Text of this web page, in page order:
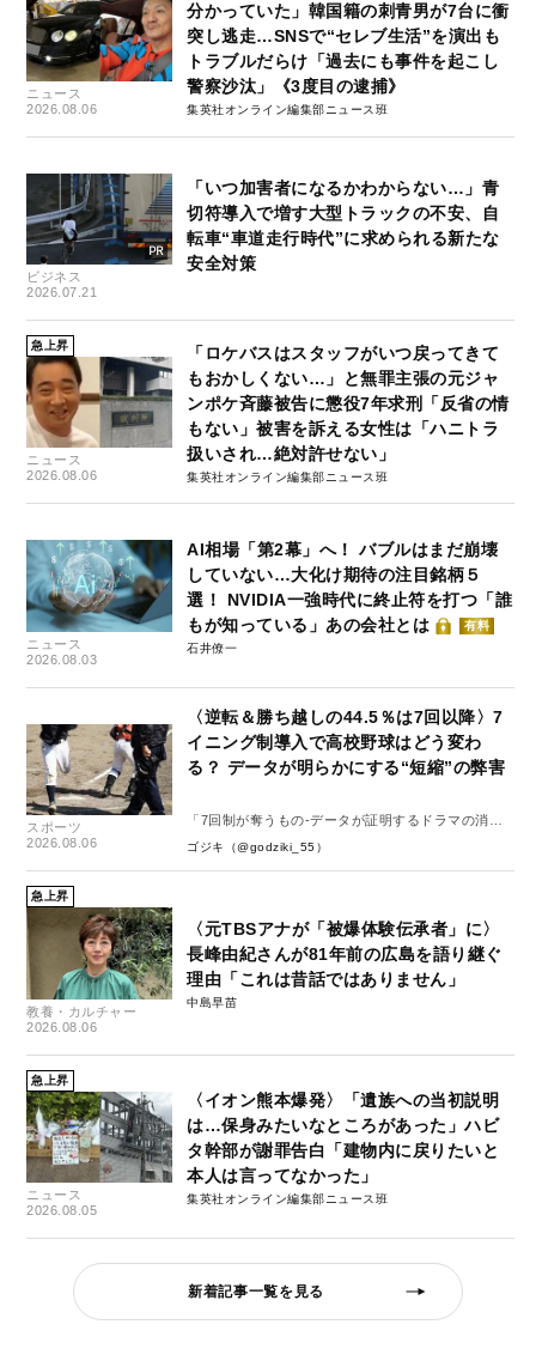
ニュース
2026.08.06
分かっていた」韓国籍の刺青男が7台に衝
突し逃走…SNSで“セレブ生活”を演出も
トラブルだらけ「過去にも事件を起こし
警察沙汰」《3度目の逮捕》
集英社オンライン編集部ニュース班
ビジネス
2026.07.21
「いつ加害者になるかわからない…」青
切符導入で増す大型トラックの不安、自
転車“車道走行時代”に求められる新たな
安全対策
急上昇
ニュース
2026.08.06
「ロケバスはスタッフがいつ戻ってきて
もおかしくない…」と無罪主張の元ジャ
ンポケ斉藤被告に懲役7年求刑「反省の情
もない」被害を訴える女性は「ハニトラ
扱いされ…絶対許せない」
集英社オンライン編集部ニュース班
ニュース
2026.08.03
AI相場「第2幕」へ！ バブルはまだ崩壊
していない…大化け期待の注目銘柄５
選！ NVIDIA一強時代に終止符を打つ「誰
もが知っている」あの会社とは
有料
石井僚一
スポーツ
2026.08.06
〈逆転＆勝ち越しの44.5％は7回以降〉7
イニング制導入で高校野球はどう変わ
る？ データが明らかにする“短縮”の弊害
「7回制が奪うもの-データが証明するドラマの消
失-」
ゴジキ（@godziki_55）
急上昇
教養・カルチャー
2026.08.06
〈元TBSアナが「被爆体験伝承者」に〉
長峰由紀さんが81年前の広島を語り継ぐ
理由「これは昔話ではありません」
中島早苗
急上昇
ニュース
2026.08.05
〈イオン熊本爆発〉「遺族への当初説明
は…保身みたいなところがあった」ハビ
タ幹部が謝罪告白「建物内に戻りたいと
本人は言ってなかった」
集英社オンライン編集部ニュース班
新着記事一覧を見る